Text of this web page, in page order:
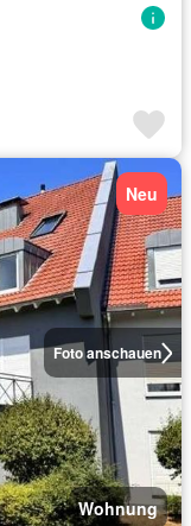
Foto anschauen
Neu
Wohnung